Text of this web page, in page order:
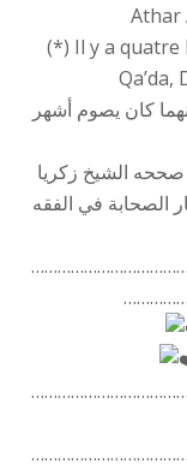
Athar
(*) Il y a quatre
كان يصوم أشهر
عبدالرزاق في مصنفه رقم ٧٨٥٦ و صححه الشيخ زكريا
الصحابة في الفقه